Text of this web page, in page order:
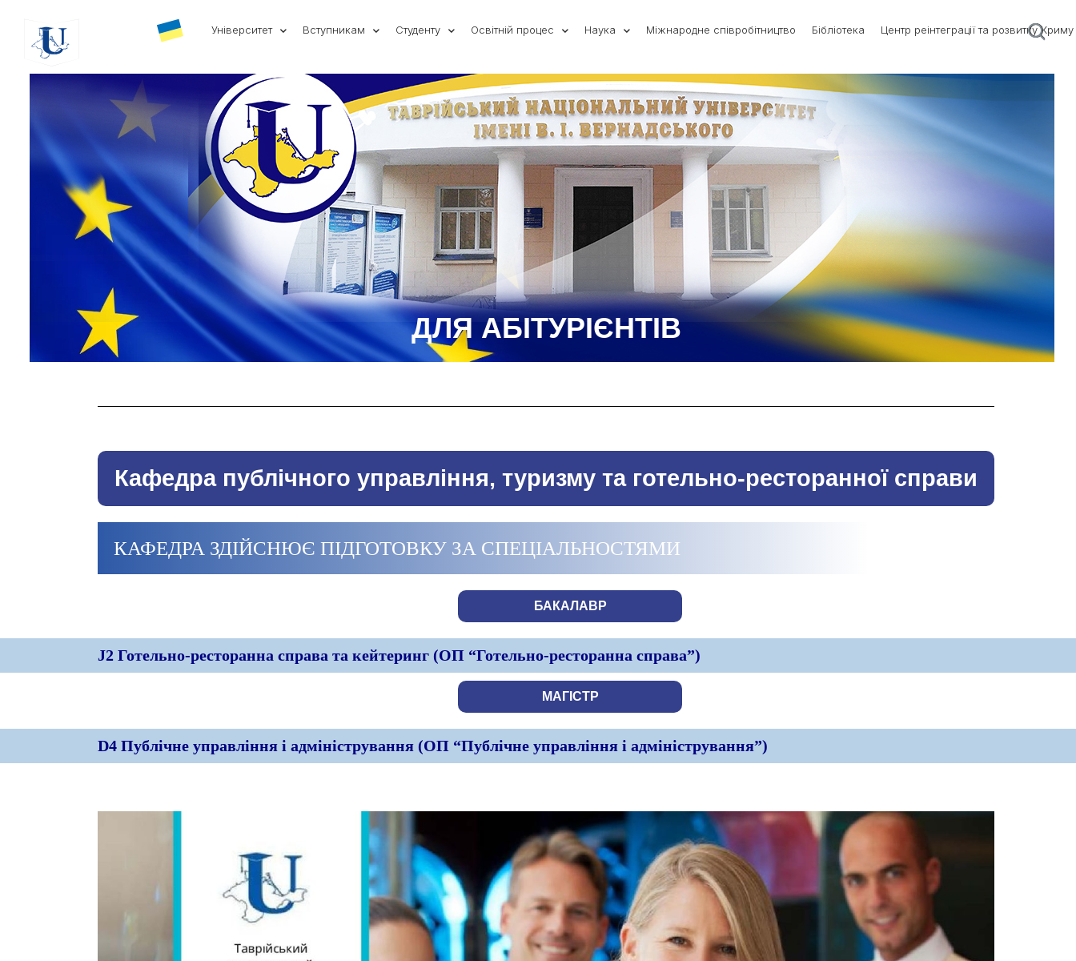
Університет Вступникам Студенту Освітній процес Наука Міжнародне співробітництво Бібліотека Центр реінтеграції та розвитку Криму
ДЛЯ АБІТУРІЄНТІВ
Кафедра публічного управління, туризму та готельно-ресторанної справи
КАФЕДРА ЗДІЙСНЮЄ ПІДГОТОВКУ ЗА СПЕЦІАЛЬНОСТЯМИ
БАКАЛАВР
J2 Готельно-ресторанна справа та кейтеринг (ОП “Готельно-ресторанна справа”)
МАГІСТР
D4 Публічне управління і адміністрування (ОП “Публічне управління і адміністрування”)